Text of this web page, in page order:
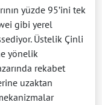
yüzde 95’ini tek
gibi yerel
Üstelik Çinli
yönelik
rekabet
uzaktan